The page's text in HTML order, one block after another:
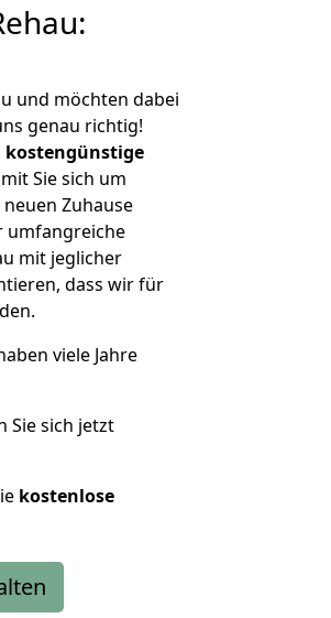
und möchten dabei
genau richtig!
kostengünstige
Sie sich um
Zuhause
umfangreiche
mit jeglicher
dass wir für
viele Jahre
Sie sich jetzt
kostenlose